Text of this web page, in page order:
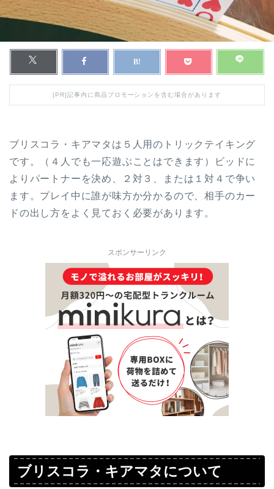
[PR]記事内に商品プロモーションを含む場合があります
ブリスコラ・キアマタは５人用のトリックテイキング
です。（４人でも一応遊ぶことはできます）ビッドに
よりパートナーを決め、２対３、または１対４で争い
ます。プレイ中に誰が味方か分かるので、相手のカー
ドの出し方をよく見ておく必要があります。
スポンサーリンク
ブリスコラ・キアマタについて